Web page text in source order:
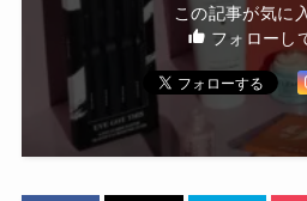
この記事が気に
フォローし